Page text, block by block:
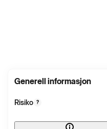
Generell informasjon
Risiko ?